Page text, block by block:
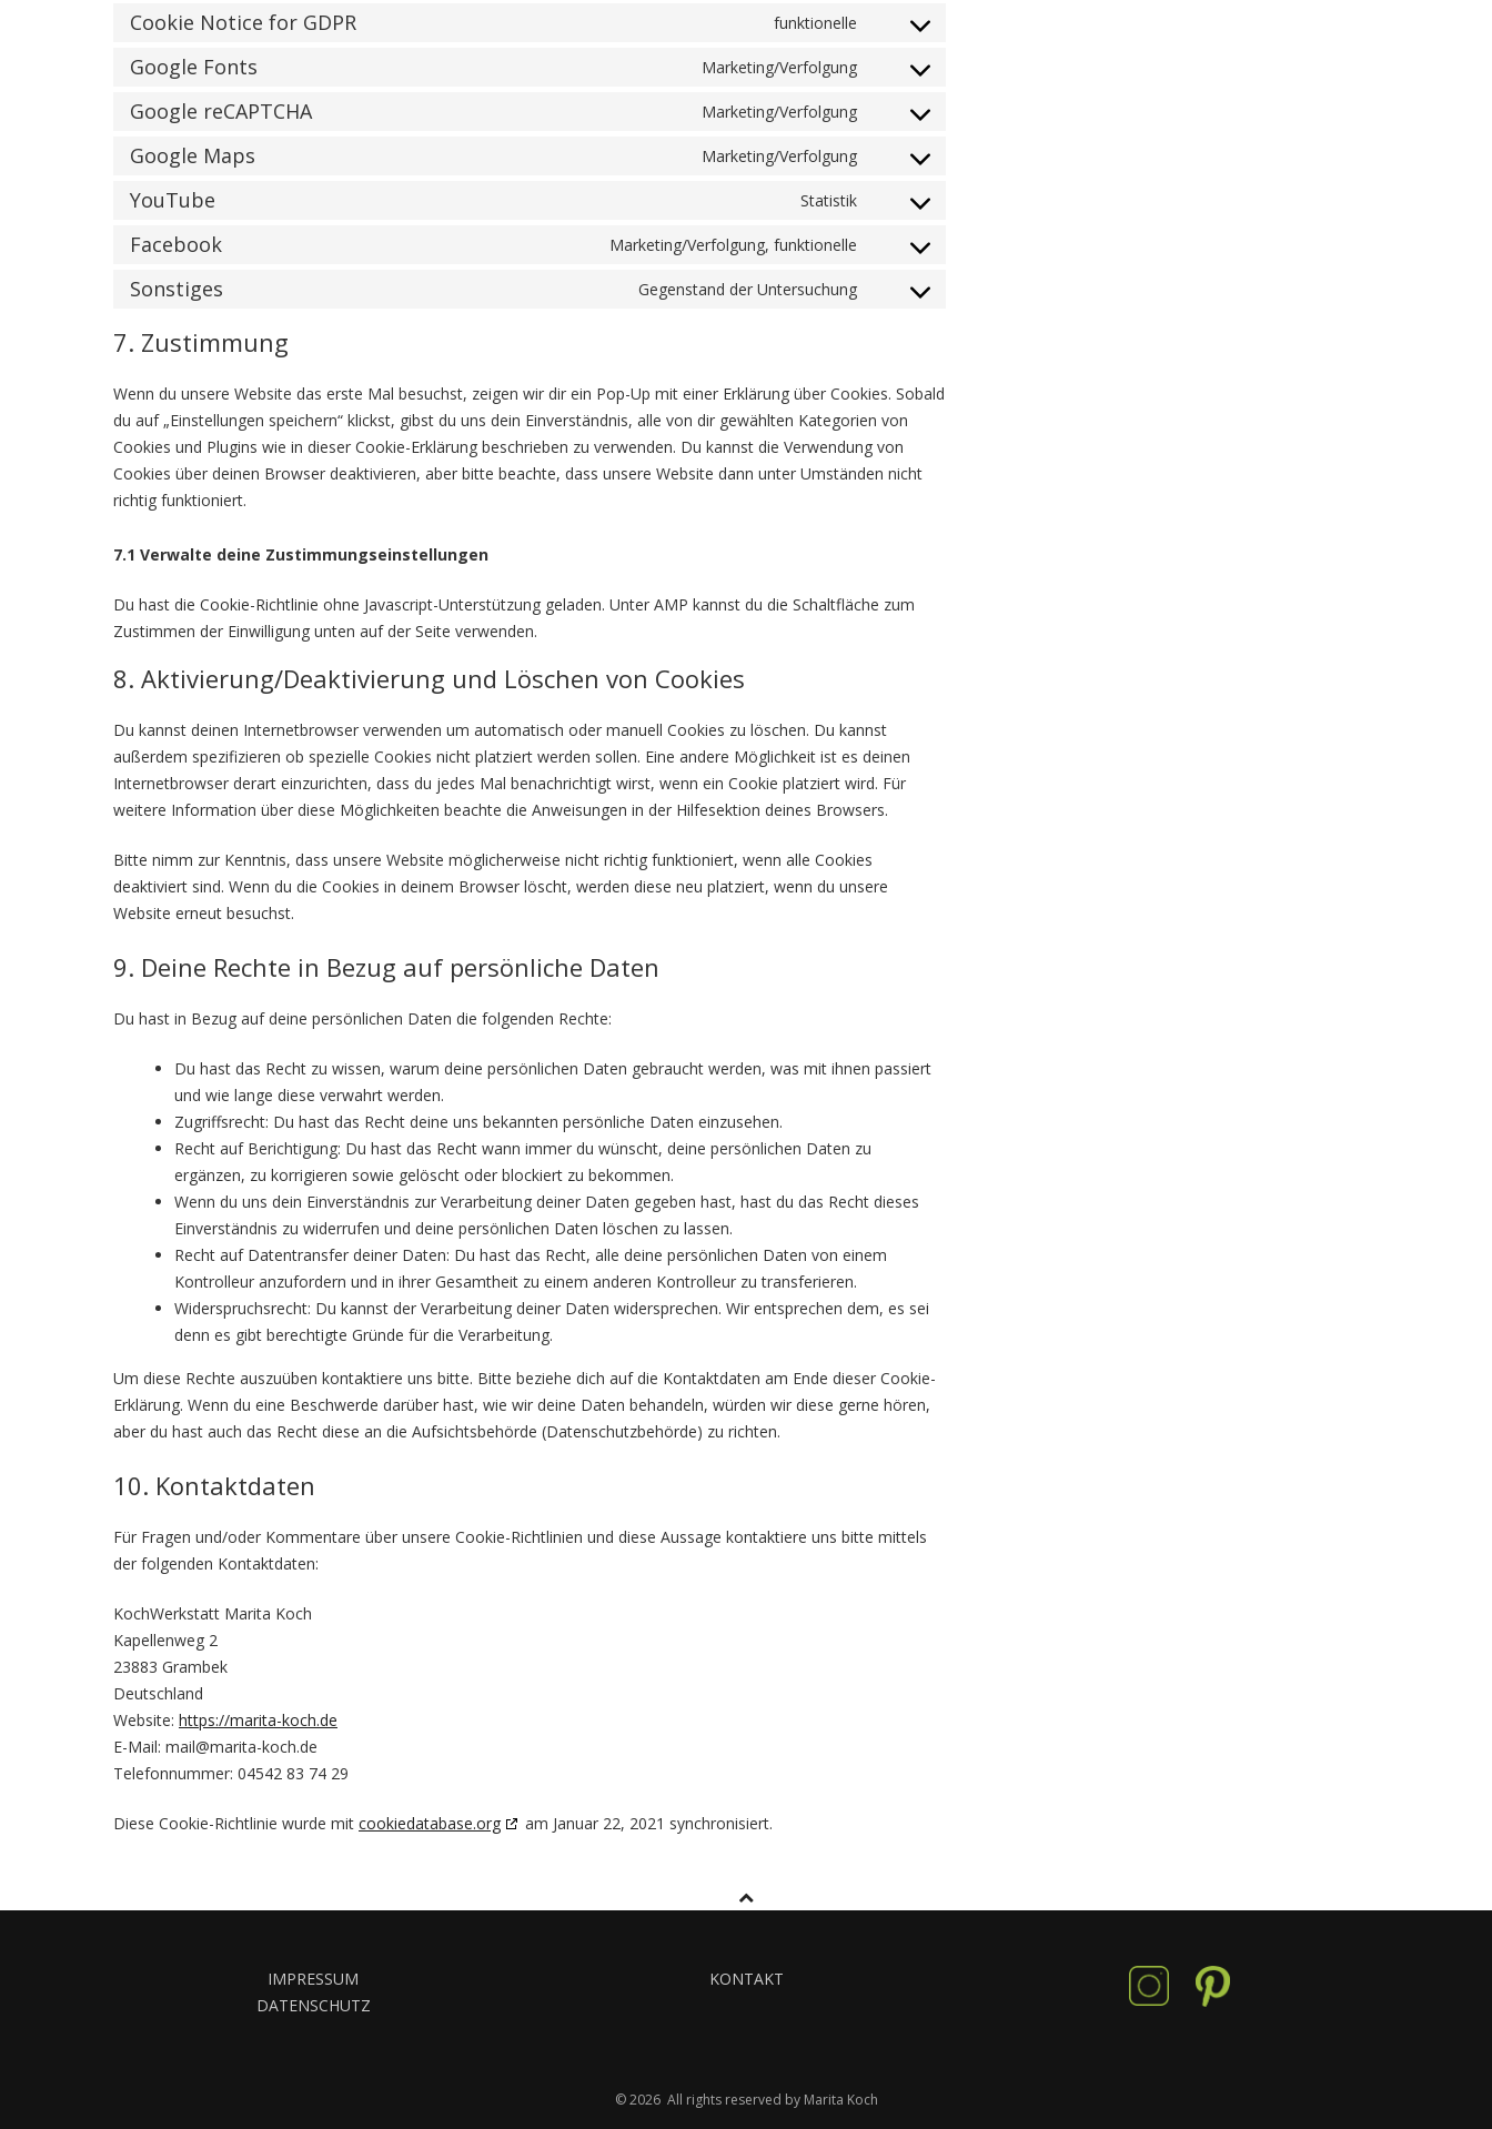
wordpress
Cookie Notice for GDPR funktionelle
Consent
cookie-
Google Fonts Marketing/Verfolgung
Consent
google-
Google reCAPTCHA Marketing/Verfolgung
Consent
google-
Google Maps Marketing/Verfolgung
Consent
google-
YouTube Statistik
Consent
youtube
Facebook Marketing/Verfolgung, funktionelle
Consent
Sonstiges Gegenstand der Untersuchung
Consent
7. Zustimmung
Wenn du unsere Website das erste Mal besuchst, zeigen wir dir ein Pop-Up mit einer Erklärung über Cookies. Sobald
du auf „Einstellungen speichern“ klickst, gibst du uns dein Einverständnis, alle von dir gewählten Kategorien von
Cookies und Plugins wie in dieser Cookie-Erklärung beschrieben zu verwenden. Du kannst die Verwendung von
Cookies über deinen Browser deaktivieren, aber bitte beachte, dass unsere Website dann unter Umständen nicht
richtig funktioniert.
7.1 Verwalte deine Zustimmungseinstellungen
Du hast die Cookie-Richtlinie ohne Javascript-Unterstützung geladen. Unter AMP kannst du die Schaltfläche zum
Zustimmen der Einwilligung unten auf der Seite verwenden.
8. Aktivierung/Deaktivierung und Löschen von Cookies
Du kannst deinen Internetbrowser verwenden um automatisch oder manuell Cookies zu löschen. Du kannst
außerdem spezifizieren ob spezielle Cookies nicht platziert werden sollen. Eine andere Möglichkeit ist es deinen
Internetbrowser derart einzurichten, dass du jedes Mal benachrichtigt wirst, wenn ein Cookie platziert wird. Für
weitere Information über diese Möglichkeiten beachte die Anweisungen in der Hilfesektion deines Browsers.
Bitte nimm zur Kenntnis, dass unsere Website möglicherweise nicht richtig funktioniert, wenn alle Cookies
deaktiviert sind. Wenn du die Cookies in deinem Browser löscht, werden diese neu platziert, wenn du unsere
Website erneut besuchst.
9. Deine Rechte in Bezug auf persönliche Daten
Du hast in Bezug auf deine persönlichen Daten die folgenden Rechte:
Du hast das Recht zu wissen, warum deine persönlichen Daten gebraucht werden, was mit ihnen passiert
und wie lange diese verwahrt werden.
Zugriffsrecht: Du hast das Recht deine uns bekannten persönliche Daten einzusehen.
Recht auf Berichtigung: Du hast das Recht wann immer du wünscht, deine persönlichen Daten zu
ergänzen, zu korrigieren sowie gelöscht oder blockiert zu bekommen.
Wenn du uns dein Einverständnis zur Verarbeitung deiner Daten gegeben hast, hast du das Recht dieses
Einverständnis zu widerrufen und deine persönlichen Daten löschen zu lassen.
Recht auf Datentransfer deiner Daten: Du hast das Recht, alle deine persönlichen Daten von einem
Kontrolleur anzufordern und in ihrer Gesamtheit zu einem anderen Kontrolleur zu transferieren.
Widerspruchsrecht: Du kannst der Verarbeitung deiner Daten widersprechen. Wir entsprechen dem, es sei
denn es gibt berechtigte Gründe für die Verarbeitung.
Um diese Rechte auszuüben kontaktiere uns bitte. Bitte beziehe dich auf die Kontaktdaten am Ende dieser Cookie-
Erklärung. Wenn du eine Beschwerde darüber hast, wie wir deine Daten behandeln, würden wir diese gerne hören,
aber du hast auch das Recht diese an die Aufsichtsbehörde (Datenschutzbehörde) zu richten.
10. Kontaktdaten
Für Fragen und/oder Kommentare über unsere Cookie-Richtlinien und diese Aussage kontaktiere uns bitte mittels
der folgenden Kontaktdaten:
KochWerkstatt Marita Koch
Kapellenweg 2
23883 Grambek
Deutschland
Website: https://marita-koch.de
E-Mail: mail@marita-koch.de
Telefonnummer: 04542 83 74 29
Diese Cookie-Richtlinie wurde mit cookiedatabase.org am Januar 22, 2021 synchronisiert.
IMPRESSUM
DATENSCHUTZ
KONTAKT
© 2026 All rights reserved by Marita Koch